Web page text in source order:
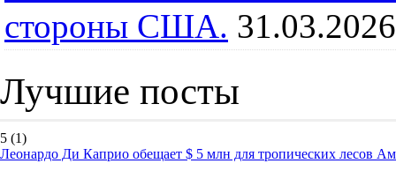
стороны США. 31.03.2026
Лучшие посты
5 (1)
Леонардо Ди Каприо обещает $ 5 млн для тропических лесов